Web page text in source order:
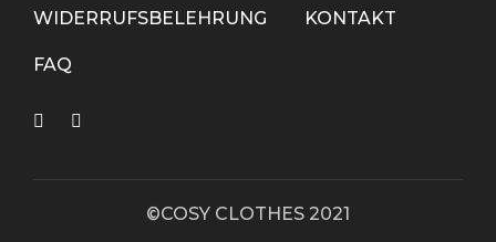
WIDERRUFSBELEHRUNG KONTAKT
FAQ
©COSY CLOTHES 2021